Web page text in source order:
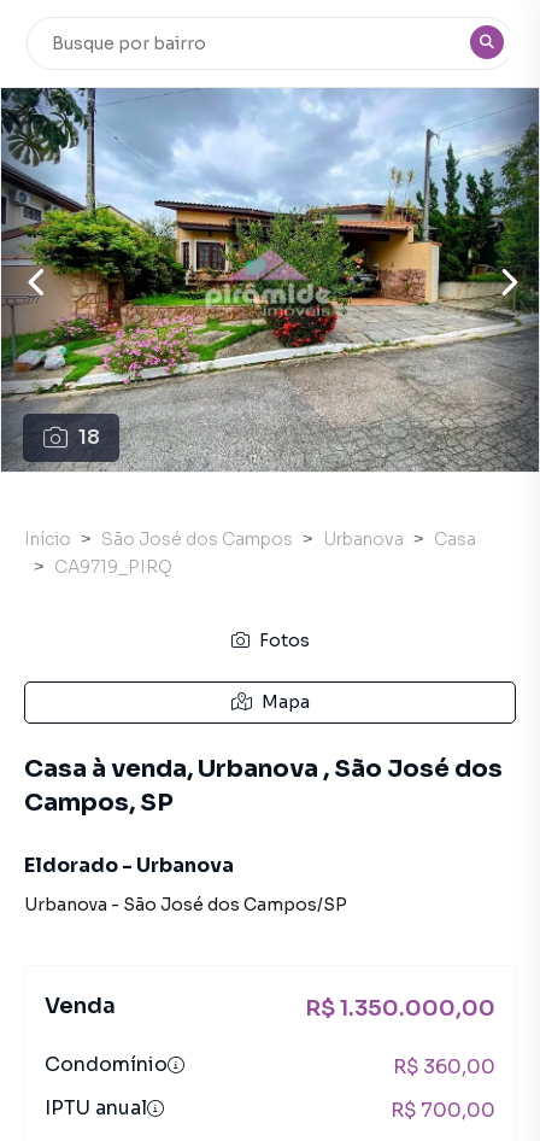
18
Início São José dos Campos Urbanova
Casa
CA9719_PIRQ
Fotos
Mapa
Casa à venda, Urbanova , São José dos
Campos, SP
Eldorado - Urbanova
Urbanova - São José dos Campos/SP
Venda R$ 1.350.000,00
Condomínio
R$ 360,00
IPTU anual
R$ 700,00